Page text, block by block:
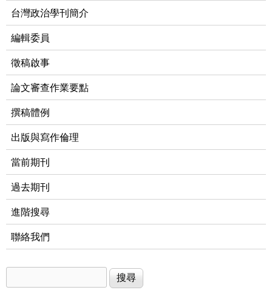
台灣政治學刊簡介
編輯委員
徵稿啟事
論文審查作業要點
撰稿體例
出版與寫作倫理
當前期刊
過去期刊
進階搜尋
聯絡我們
搜尋表單